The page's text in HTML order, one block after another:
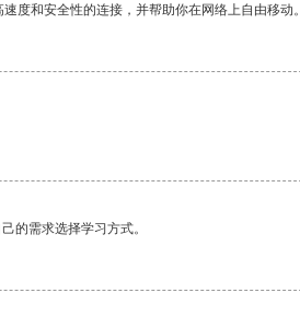
度和安全性的连接，并帮助你在网络上自由移动。
的需求选择学习方式。